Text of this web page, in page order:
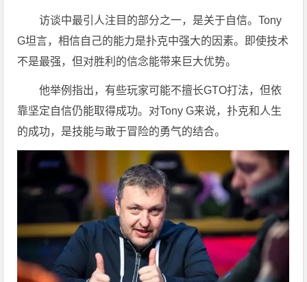
访谈中最引人注目的部分之一，是关于自信。Tony
G坦言，相信自己的能力是扑克中强大的因素。即使技术
不是最强，但对胜利的信念能带来巨大优势。
他举例指出，有些玩家可能不擅长GTO打法，但依
靠坚定自信仍能取得成功。对Tony G来说，扑克和人生
的成功，是技能与敢于冒险的勇气的结合。